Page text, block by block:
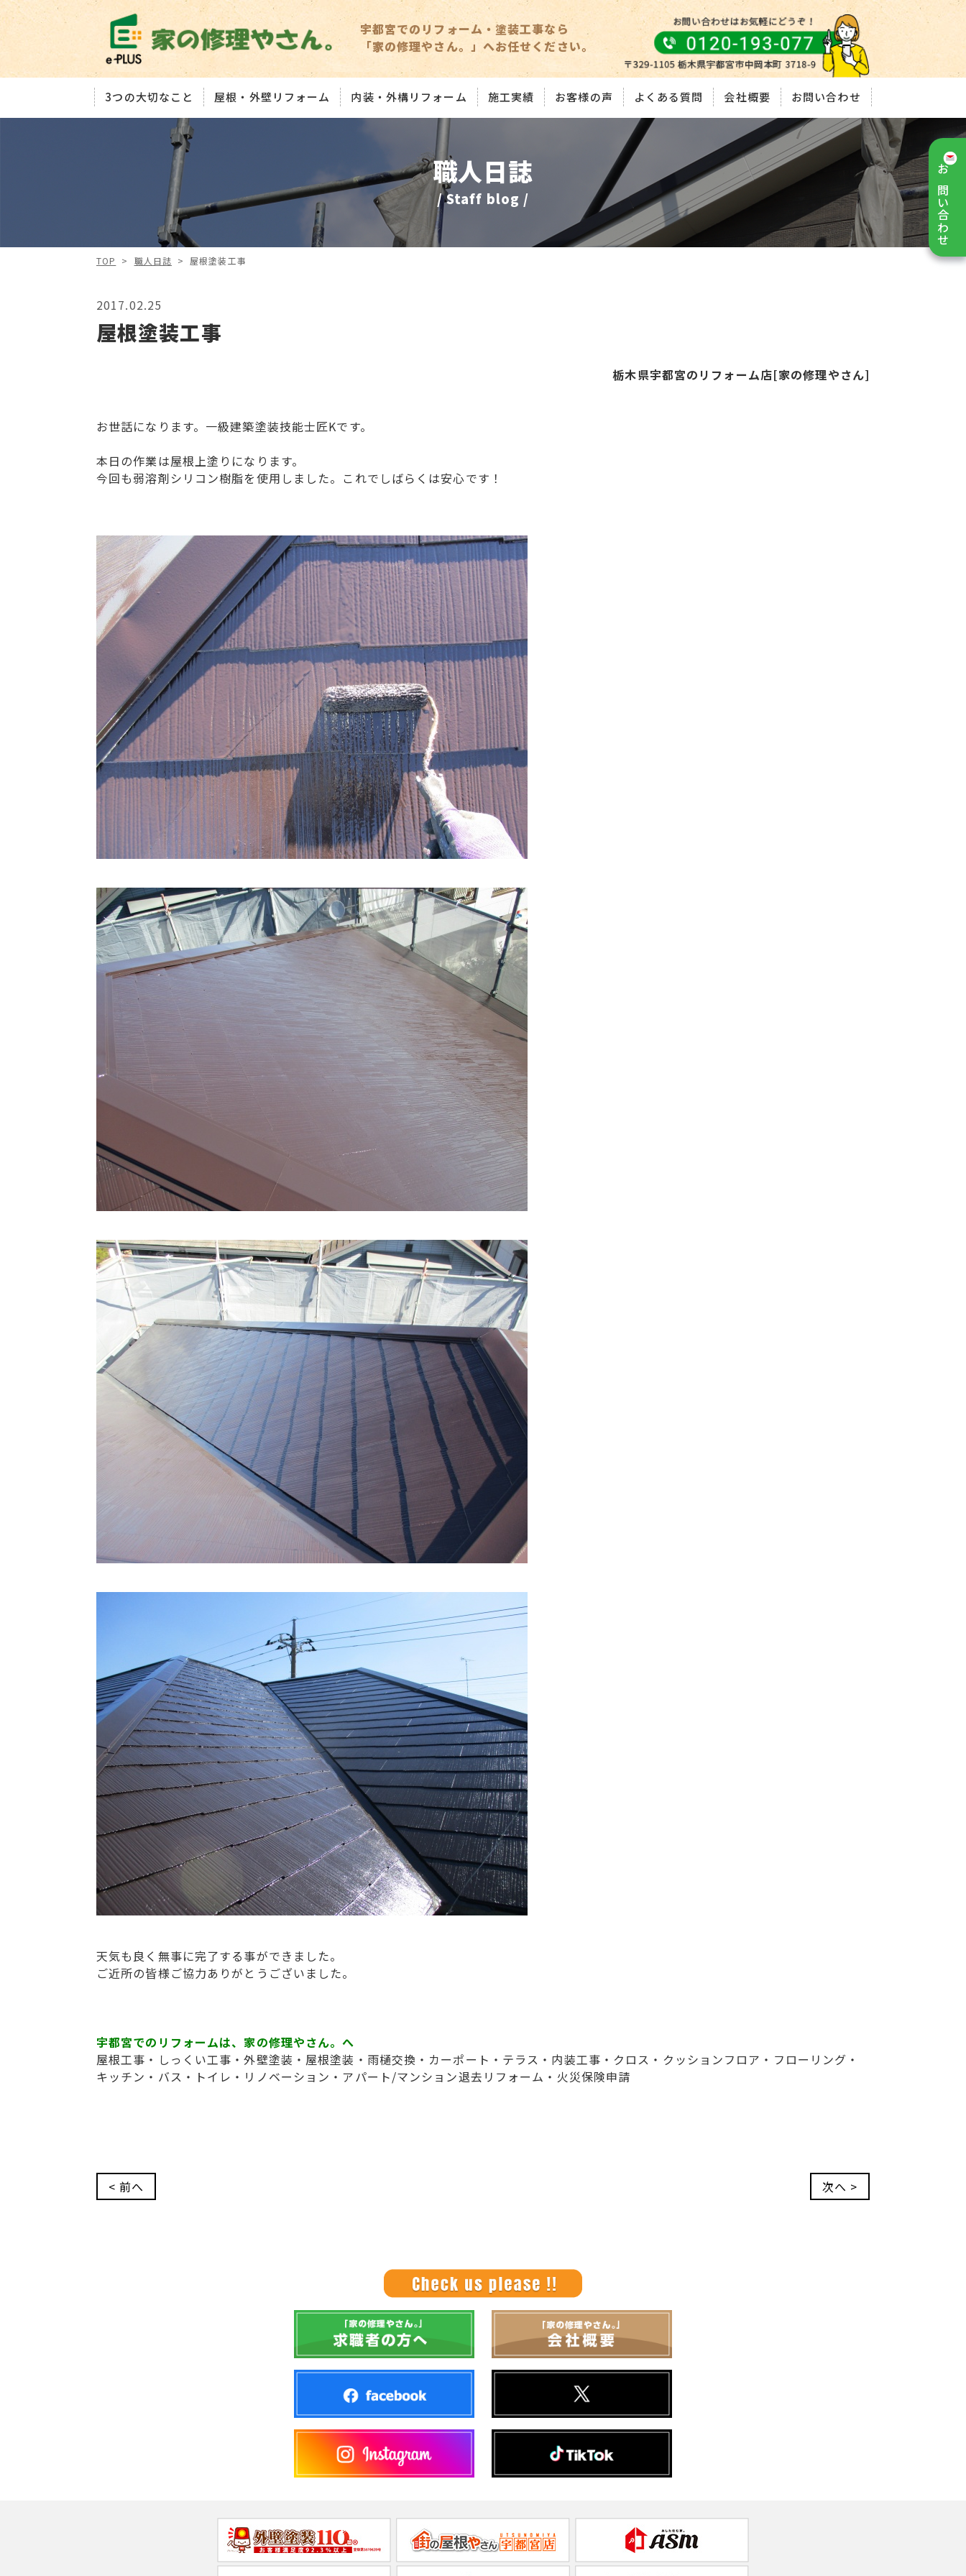
宇都宮でのリフォーム・塗装工事なら
「家の修理やさん。」へお任せください。
3つの大切なこと 屋根・外壁リフォーム 内装・外構リフォーム 施工実績 お客様の声 よくある質問 会社概要 お問い合わせ
お問い合わせ
職人日誌
/ Staff blog /
TOP > 職人日誌 > 屋根塗装工事
2017.02.25
屋根塗装工事
栃木県宇都宮のリフォーム店[家の修理やさん]
お世話になります。一級建築塗装技能士匠Kです。
本日の作業は屋根上塗りになります。
今回も弱溶剤シリコン樹脂を使用しました。これでしばらくは安心です！
天気も良く無事に完了する事ができました。
ご近所の皆様ご協力ありがとうございました。
宇都宮でのリフォームは、家の修理やさん。へ
屋根工事・しっくい工事・外壁塗装・屋根塗装・雨樋交換・カーポート・テラス・内装工事・クロス・クッションフロア・フローリング・
キッチン・バス・トイレ・リノベーション・アパート/マンション退去リフォーム・火災保険申請
< 前へ 次へ >